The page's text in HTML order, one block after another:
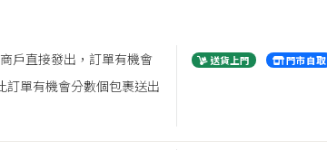
戶直接發出，訂單有機會
訂單有機會分數個包裹送出
送貨上門 門市自取